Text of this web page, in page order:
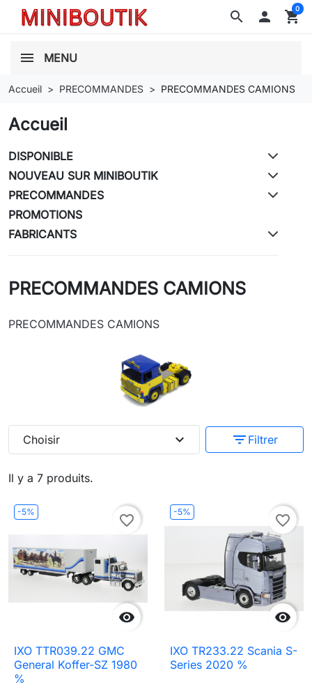
search  shopping_cart
0
MENU
Accueil PRECOMMANDES PRECOMMANDES CAMIONS
Accueil
DISPONIBLE
NOUVEAU SUR MINIBOUTIK
PRECOMMANDES
PROMOTIONS
FABRICANTS
PRECOMMANDES CAMIONS
PRECOMMANDES CAMIONS
Il y a 7 produits.
Choisir expand_more filter_list Filtrer
-5%

favorite_border
IXO TTR039.22 GMC
General Koffer-SZ 1980
%
-5%

favorite_border
IXO TR233.22 Scania S-
Series 2020 %